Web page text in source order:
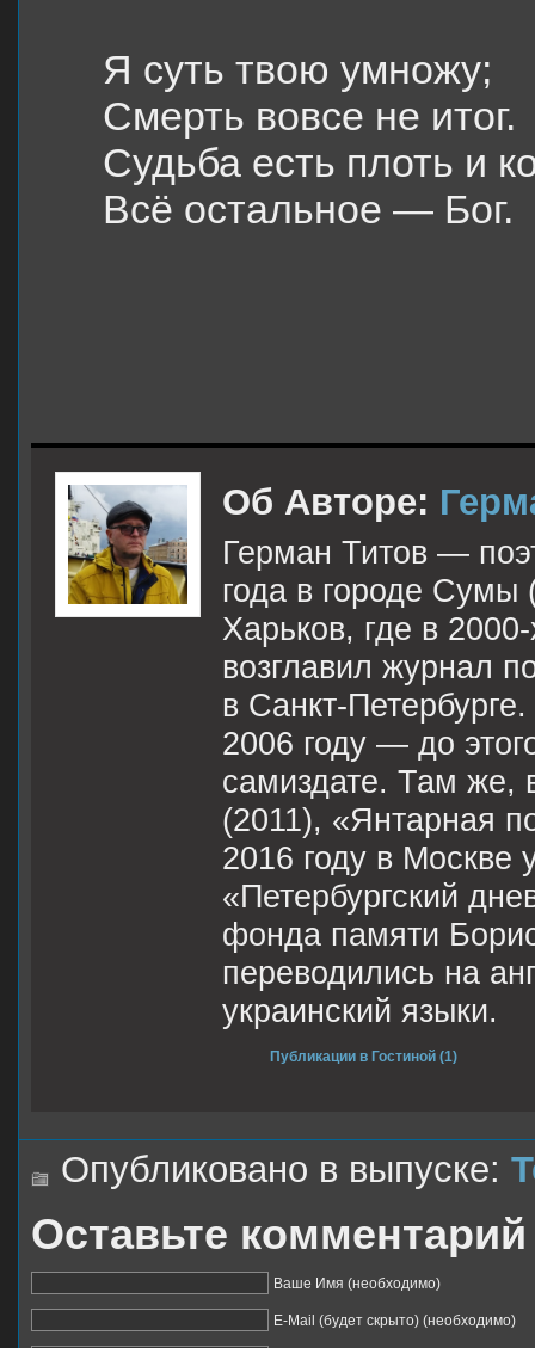
Я суть твою умножу;
Смерть вовсе не итог.
Судьба есть плоть и
Всё остальное — Бог.
Об Авторе:
Герман Титов —
года в городе
Харьков, где в
возглавил журнал
в Санкт-
2006 году — до
самиздате. Там же,
(2011), «Янтарная
2016 году в Москве
«Петербургский
фонда памяти
переводились на
украинский языки.
Публикации в Гостиной (1)
Опубликовано в выпуске:
Оставьте комментарий
Ваше Имя (необходимо)
E-Mail (будет скрыто) (необходимо)